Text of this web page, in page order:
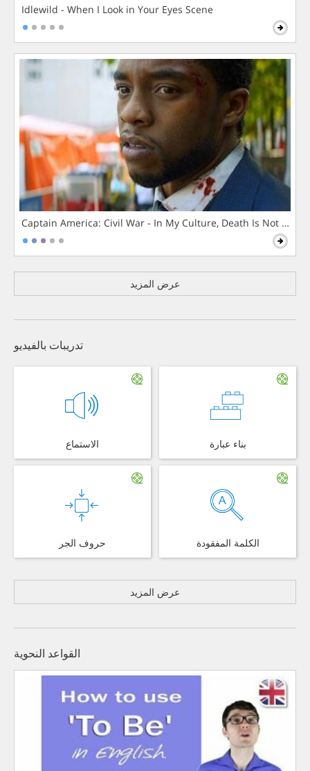
Idlewild - When I Look in Your Eyes Scene
Captain America: Civil War - In My Culture, Death Is Not The
عرض المزيد
تدريبات بالفيديو
الاستماع بناء عبارة
حروف الجر الكلمة المفقودة
عرض المزيد
القواعد النحوية